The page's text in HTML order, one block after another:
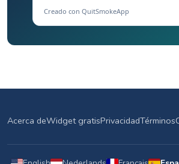
Creado con QuitSmokeApp
Acerca deWidget gratisPrivacidadTérminos